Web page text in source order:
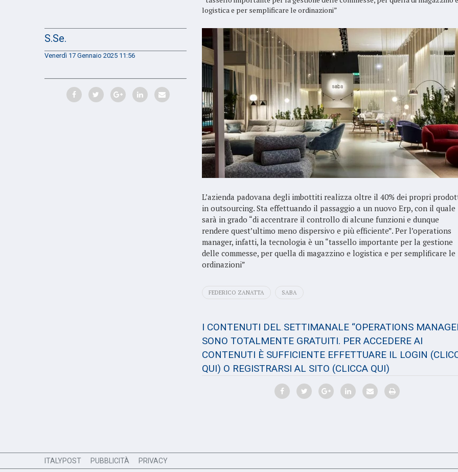
logistica e per semplificare le ordinazioni”
S.Se.
Venerdì 17 Gennaio 2025 11:56
L’azienda padovana degli imbottiti realizza oltre il 40% dei propri
in outsourcing. Sta effettuando il passaggio a un nuovo Erp, con il quale
sarà in grado “di accentrare il controllo di alcune funzioni e dunque
rendere quest’ultimo meno dispersivo e più efficiente”. Per l’operations
manager, infatti, la tecnologia è un “tassello importante per la gestione
delle commesse, per quella di magazzino e logistica e per semplificare le
ordinazioni”
FEDERICO ZANATTA SABA
I CONTENUTI DEL SETTIMANALE “OPERATIONS
SONO TOTALMENTE GRATUITI. PER ACCEDERE AI
CONTENUTI È SUFFICIENTE EFFETTUARE IL LOGIN
QUI) O REGISTRARSI AL SITO (CLICCA QUI)
ITALYPOST PUBBLICITÀ PRIVACY